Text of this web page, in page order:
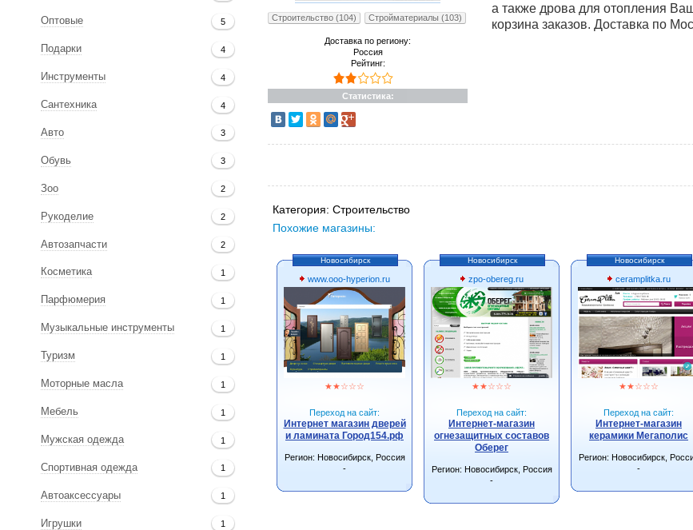
Оптовые 5
Подарки 4
Инструменты 4
Сантехника 4
Авто 3
Обувь 3
Зоо 2
Рукоделие 2
Автозапчасти 2
Косметика 1
Парфюмерия 1
Музыкальные инструменты 1
Туризм 1
Моторные масла 1
Мебель 1
Мужская одежда 1
Спортивная одежда 1
Автоаксессуары 1
Игрушки 1
Строительство (104) Стройматериалы (103)
Доставка по региону:
Россия
Рейтинг:
Статистика:
а также дрова для отопления
корзина заказов. Доставка по
Категория: Строительство
Похожие магазины:
Новосибирск
www.ooo-hyperion.ru
★★☆☆☆
Переход на сайт:
Интернет магазин дверей
и ламината Город154.рф
Регион: Новосибирск, Россия
-
Новосибирск
zpo-obereg.ru
★★☆☆☆
Переход на сайт:
Интернет-магазин
огнезащитных составов
Оберег
Регион: Новосибирск, Россия
-
Новосибирск
ceramplitka.ru
★★☆☆☆
Переход на сайт:
Интернет-магазин
керамики Мегаполис
Регион: Новосибирск,
-